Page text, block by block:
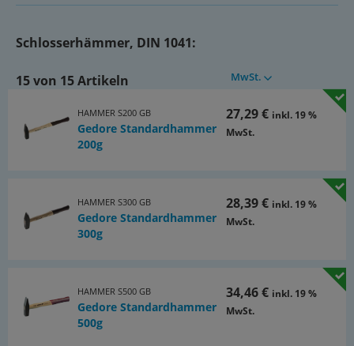
Schlosserhämmer, DIN 1041:
15 von 15 Artikeln MwSt.
HAMMER S200 GB
Gedore Standardhammer
200g
27,29 € inkl. 19 %
MwSt.
HAMMER S300 GB
Gedore Standardhammer
300g
28,39 € inkl. 19 %
MwSt.
HAMMER S500 GB
Gedore Standardhammer
500g
34,46 € inkl. 19 %
MwSt.